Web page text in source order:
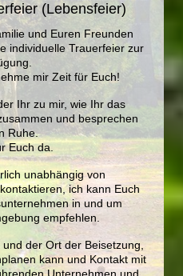
(Lebensfeier)
und Euren Freunden
individuelle Trauerfeier zur
mir Zeit für Euch!
Ihr zu mir, wie Ihr das
und besprechen
Ruhe.
Euch da.
unabhängig von
ich kann Euch
in und um
empfehlen.
der Ort der Beisetzung,
kann und Kontakt mit